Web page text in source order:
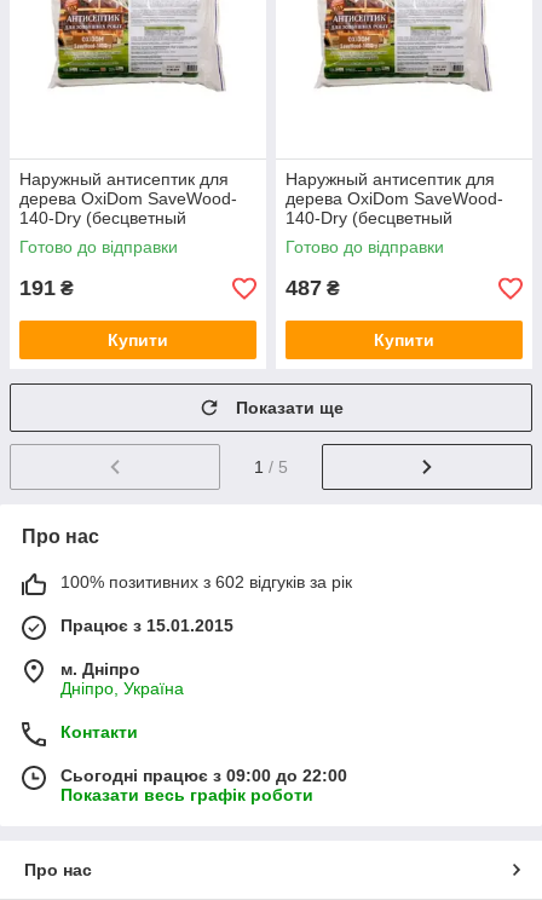
Наружный антисептик для
дерева OxiDom SaveWood-
140-Dry (бесцветный
концентрат 1:19) 1 кг
Готово до відправки
191 ₴
Купити
Наружный антисептик для
дерева OxiDom SaveWood-
140-Dry (бесцветный
концентрат 1:19) 3 кг
Готово до відправки
487 ₴
Купити
Показати ще
1 / 5
Про нас
100% позитивних з 602 відгуків за рік
Працює з 15.01.2015
м. Дніпро
Дніпро, Україна
Контакти
Сьогодні працює з 09:00 до 22:00
Показати весь графік роботи
Про нас